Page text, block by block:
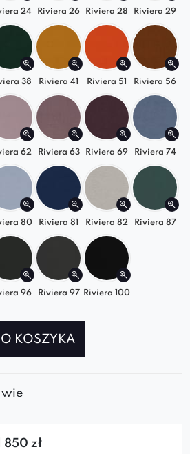
24 Riviera 26 Riviera 28 Riviera 29
38 Riviera 41 Riviera 51 Riviera 56
62 Riviera 63 Riviera 69 Riviera 74
80 Riviera 81 Riviera 82 Riviera 87
96 Riviera 97 Riviera 100
KOSZYKA
850 zł